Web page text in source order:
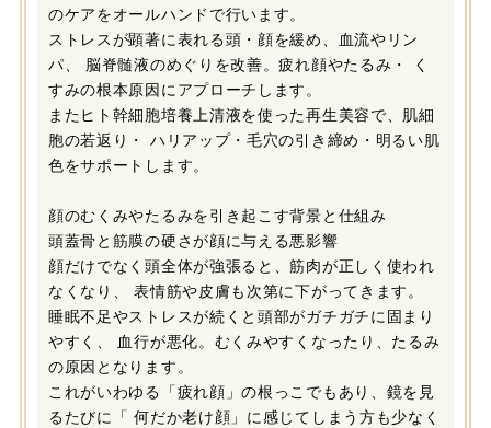
のケアをオールハンドで行います。
ストレスが顕著に表れる頭・顔を緩め、血流やリン
パ、 脳脊髄液のめぐりを改善。疲れ顔やたるみ・ く
すみの根本原因にアプローチします。
またヒト幹細胞培養上清液を使った再生美容で、肌細
胞の若返り・ ハリアップ・毛穴の引き締め・明るい肌
色をサポートします。
顔のむくみやたるみを引き起こす背景と仕組み
頭蓋骨と筋膜の硬さが顔に与える悪影響
顔だけでなく頭全体が強張ると、筋肉が正しく使われ
なくなり、 表情筋や皮膚も次第に下がってきます。
睡眠不足やストレスが続くと頭部がガチガチに固まり
やすく、 血行が悪化。むくみやすくなったり、たるみ
の原因となります。
これがいわゆる「疲れ顔」の根っこでもあり、鏡を見
るたびに「 何だか老け顔」に感じてしまう方も少なく